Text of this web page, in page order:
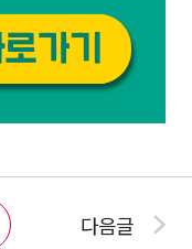
다음글